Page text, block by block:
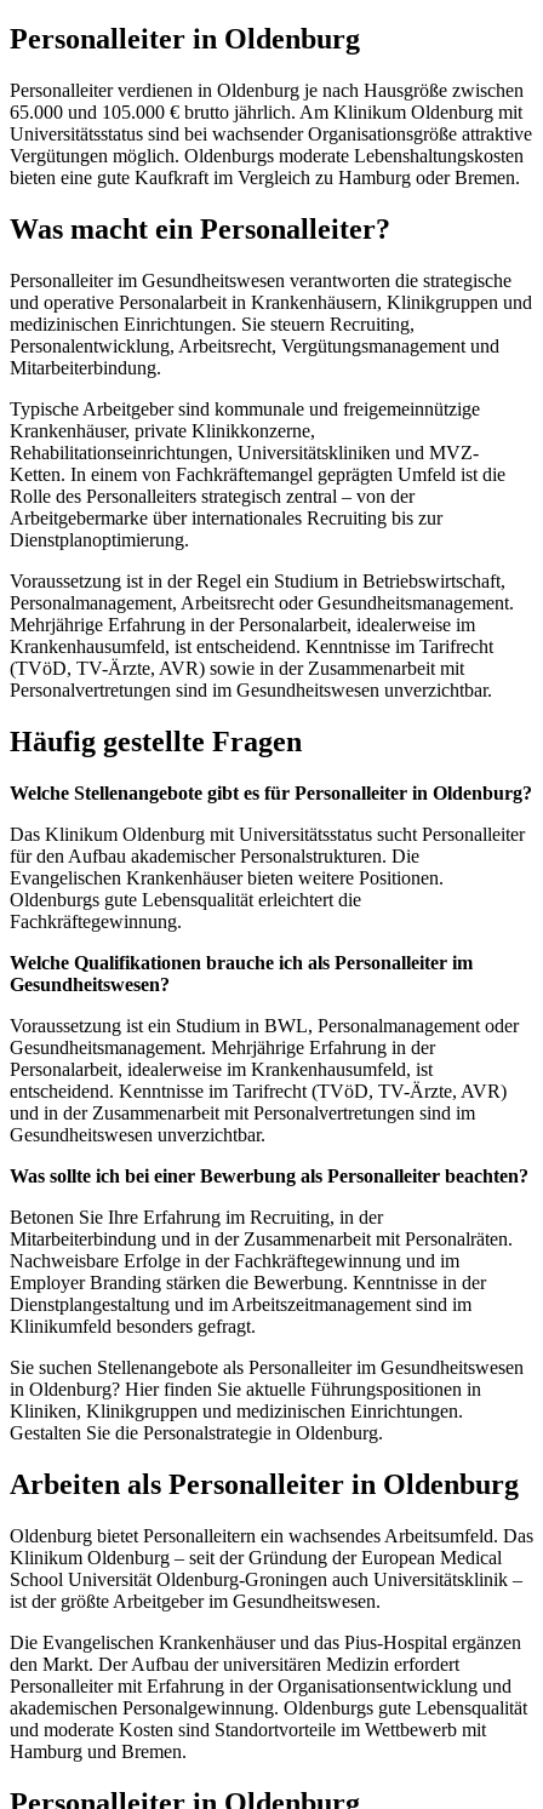
Personalleiter in Oldenburg
Personalleiter verdienen in Oldenburg je nach Hausgröße zwischen
65.000 und 105.000 € brutto jährlich. Am Klinikum Oldenburg mit
Universitätsstatus sind bei wachsender Organisationsgröße attraktive
Vergütungen möglich. Oldenburgs moderate Lebenshaltungskosten
bieten eine gute Kaufkraft im Vergleich zu Hamburg oder Bremen.
Was macht ein Personalleiter?
Personalleiter im Gesundheitswesen verantworten die strategische
und operative Personalarbeit in Krankenhäusern, Klinikgruppen und
medizinischen Einrichtungen. Sie steuern Recruiting,
Personalentwicklung, Arbeitsrecht, Vergütungsmanagement und
Mitarbeiterbindung.
Typische Arbeitgeber sind kommunale und freigemeinnützige
Krankenhäuser, private Klinikkonzerne,
Rehabilitationseinrichtungen, Universitätskliniken und MVZ-
Ketten. In einem von Fachkräftemangel geprägten Umfeld ist die
Rolle des Personalleiters strategisch zentral – von der
Arbeitgebermarke über internationales Recruiting bis zur
Dienstplanoptimierung.
Voraussetzung ist in der Regel ein Studium in Betriebswirtschaft,
Personalmanagement, Arbeitsrecht oder Gesundheitsmanagement.
Mehrjährige Erfahrung in der Personalarbeit, idealerweise im
Krankenhausumfeld, ist entscheidend. Kenntnisse im Tarifrecht
(TVöD, TV-Ärzte, AVR) sowie in der Zusammenarbeit mit
Personalvertretungen sind im Gesundheitswesen unverzichtbar.
Häufig gestellte Fragen
Welche Stellenangebote gibt es für Personalleiter in Oldenburg?
Das Klinikum Oldenburg mit Universitätsstatus sucht Personalleiter
für den Aufbau akademischer Personalstrukturen. Die
Evangelischen Krankenhäuser bieten weitere Positionen.
Oldenburgs gute Lebensqualität erleichtert die
Fachkräftegewinnung.
Welche Qualifikationen brauche ich als Personalleiter im
Gesundheitswesen?
Voraussetzung ist ein Studium in BWL, Personalmanagement oder
Gesundheitsmanagement. Mehrjährige Erfahrung in der
Personalarbeit, idealerweise im Krankenhausumfeld, ist
entscheidend. Kenntnisse im Tarifrecht (TVöD, TV-Ärzte, AVR)
und in der Zusammenarbeit mit Personalvertretungen sind im
Gesundheitswesen unverzichtbar.
Was sollte ich bei einer Bewerbung als Personalleiter beachten?
Betonen Sie Ihre Erfahrung im Recruiting, in der
Mitarbeiterbindung und in der Zusammenarbeit mit Personalräten.
Nachweisbare Erfolge in der Fachkräftegewinnung und im
Employer Branding stärken die Bewerbung. Kenntnisse in der
Dienstplangestaltung und im Arbeitszeitmanagement sind im
Klinikumfeld besonders gefragt.
Sie suchen Stellenangebote als Personalleiter im Gesundheitswesen
in Oldenburg? Hier finden Sie aktuelle Führungspositionen in
Kliniken, Klinikgruppen und medizinischen Einrichtungen.
Gestalten Sie die Personalstrategie in Oldenburg.
Arbeiten als Personalleiter in Oldenburg
Oldenburg bietet Personalleitern ein wachsendes Arbeitsumfeld. Das
Klinikum Oldenburg – seit der Gründung der European Medical
School Universität Oldenburg-Groningen auch Universitätsklinik –
ist der größte Arbeitgeber im Gesundheitswesen.
Die Evangelischen Krankenhäuser und das Pius-Hospital ergänzen
den Markt. Der Aufbau der universitären Medizin erfordert
Personalleiter mit Erfahrung in der Organisationsentwicklung und
akademischen Personalgewinnung. Oldenburgs gute Lebensqualität
und moderate Kosten sind Standortvorteile im Wettbewerb mit
Hamburg und Bremen.
Personalleiter in Oldenburg